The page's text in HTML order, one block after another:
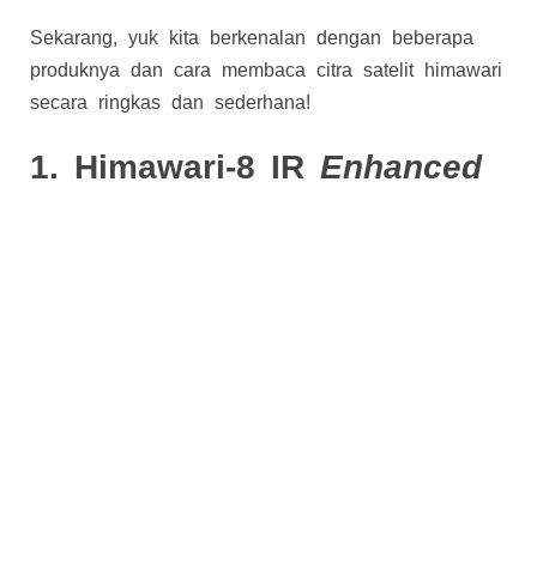
Sekarang, yuk kita berkenalan dengan beberapa
produknya dan cara membaca citra satelit himawari
secara ringkas dan sederhana!
1. Himawari-8 IR Enhanced